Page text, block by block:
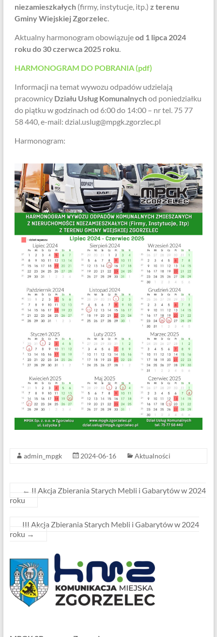
niezamieszkałych(firmy, instytucje, itp.) z terenu
Gminy Wiejskiej Zgorzelec.
Aktualny harmonogram obowiązujeod 1 lipca 2024
roku do 30 czerwca 2025 roku.
HARMONOGRAM DO POBRANIA (pdf)
Informacji na temat wywozu odpadów udzielają
pracownicy Działu Usług Komunalnychod poniedziałku
do piątku w godzinach od 6:00 do 14:00 – nr tel. 75 77
58 440, e-mail: dzial.uslug@mpgk.zgorzlec.pl
Harmonogram:
admin_mpgk 2024-06-16 Aktualności
← II Akcja Zbierania Starych Mebli i Gabarytów w 2024
roku
III Akcja Zbierania Starych Mebli i Gabarytów w 2024
roku →